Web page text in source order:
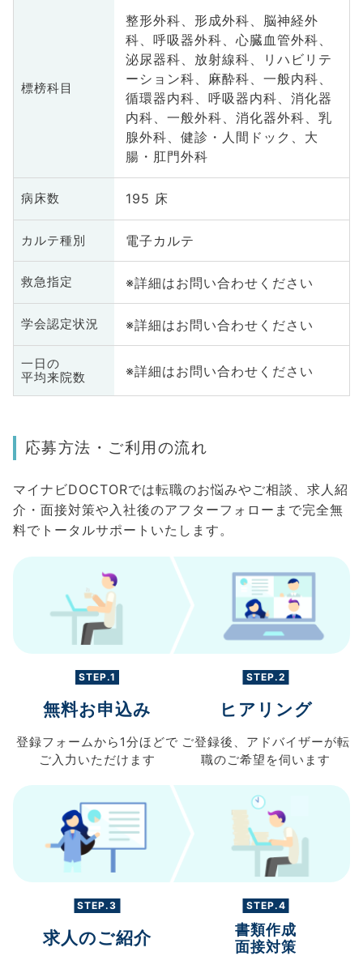
標榜科目
整形外科、形成外科、脳神経外
科、呼吸器外科、心臓血管外科、
泌尿器科、放射線科、リハビリテ
ーション科、麻酔科、一般内科、
循環器内科、呼吸器内科、消化器
内科、一般外科、消化器外科、乳
腺外科、健診・人間ドック、大
腸・肛門外科
病床数 195 床
カルテ種別 電子カルテ
救急指定 ※詳細はお問い合わせください
学会認定状況 ※詳細はお問い合わせください
一日の
平均来院数
※詳細はお問い合わせください
応募方法・ご利用の流れ
マイナビDOCTORでは転職のお悩みやご相談、求人紹
介・面接対策や入社後のアフターフォローまで完全無
料でトータルサポートいたします。
STEP.1
無料お申込み
登録フォームから 1分ほどで
ご入力 いただけます
STEP.2
ヒアリング
ご登録後、 アドバイザーが転
職のご希望を伺います
STEP.3
求人のご紹介
STEP.4
書類作成
面接対策